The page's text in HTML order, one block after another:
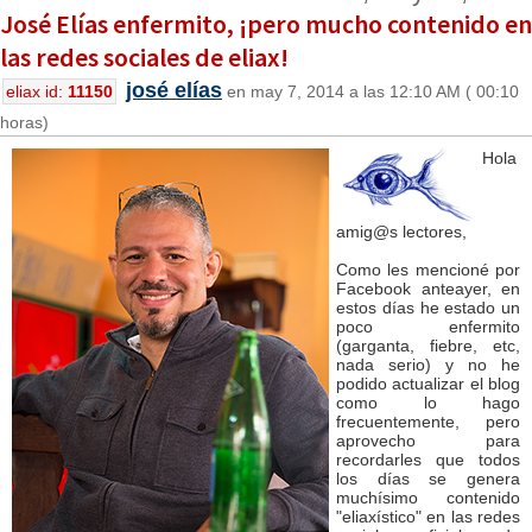
José Elías enfermito, ¡pero mucho contenido en
las redes sociales de eliax!
eliax id: 11150 josé elías en may 7, 2014 a las 12:10 AM ( 00:10
horas)
Hola
amig@s lectores,
Como les mencioné por
Facebook anteayer, en
estos días he estado un
poco enfermito
(garganta, fiebre, etc,
nada serio) y no he
podido actualizar el blog
como lo hago
frecuentemente, pero
aprovecho para
recordarles que todos
los días se genera
muchísimo contenido
"eliaxístico" en las redes